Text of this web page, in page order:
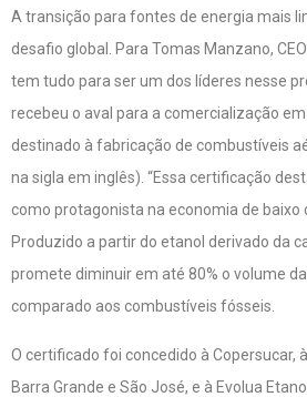
A transição para fontes de energia mais
desafio global. Para Tomas Manzano,
tem tudo para ser um dos líderes nesse
recebeu o aval para a comercialização
destinado à fabricação de combustíveis
na sigla em inglês). “Essa certificação
como protagonista na economia de baixo
Produzido a partir do etanol derivado da
promete diminuir em até 80% o volume
comparado aos combustíveis fósseis.
O certificado foi concedido à Copersucar,
Barra Grande e São José, e à Evolua